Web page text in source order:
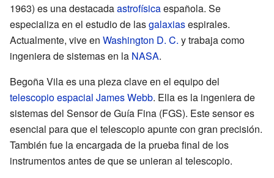
1963) es una destacadaastrofísicaespañola. Se
especializa en el estudio de lasgalaxiasespirales.
Actualmente, vive en Washington D. C. y trabaja como
ingeniera de sistemas en la NASA.
Begoña Vila es una pieza clave en el equipo del
telescopio espacial James Webb. Ella es la ingeniera de
sistemas del Sensor de Guía Fina (FGS). Este sensor es
esencial para que el telescopio apunte con gran precisión.
También fue la encargada de la prueba final de los
instrumentos antes de que se unieran al telescopio.